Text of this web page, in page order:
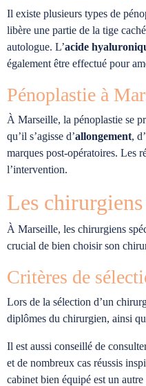
Il existe plusieurs types de
libère une partie de la tige
autologue. L’acide
également être effectué pour
Pénoplastie à
À Marseille, la pénoplastie se
qu’il s’agisse d’allongement, d’
marques post-opératoires. Les
l’intervention.
Les
À Marseille, les chirurgiens
crucial de bien choisir son
Critères de
Lors de la sélection d’un
diplômes du chirurgien, ainsi
Il est aussi conseillé de
et de nombreux cas réussis
cabinet bien équipé est un